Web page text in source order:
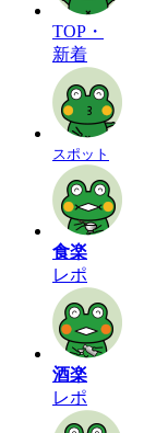
TOP・
新着
スポット
食楽
レポ
酒楽
レポ